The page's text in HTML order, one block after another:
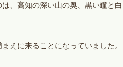
、高知の深い山の奥、黒い瞳と
えに来ることになっていました。